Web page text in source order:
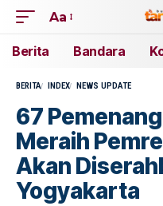
Aa
Berita Bandara
BERITA INDEX NEWS UPDATE
67
Meraih
Akan
Yogyakarta